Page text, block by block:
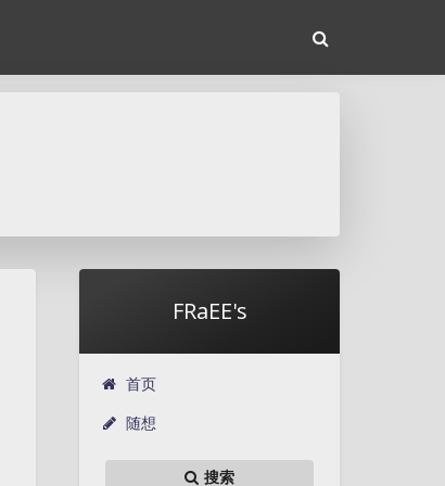
FRaEE's
首页
随想
搜索